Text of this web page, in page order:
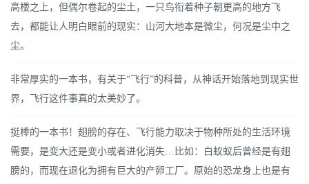
高楼之上，但偶尔卷起的尘土，一只鸟衔着种子朝更高的地方飞
去，都能让人明白眼前的现实：山河大地本是微尘，何况是尘中之
尘。
非常厚实的一本书，有关于“飞行”的科普，从神话开始落地到现实世
界，飞行这件事真的太美妙了。
挺棒的一本书！翅膀的存在、飞行能力取决于物种所处的生活环境
需要，是变大还是变小或者进化消失…比如：白蚁蚁后曾经是有翅
膀的，而现在退化为拥有巨大的产卵工厂。原始的恐龙身上也是有